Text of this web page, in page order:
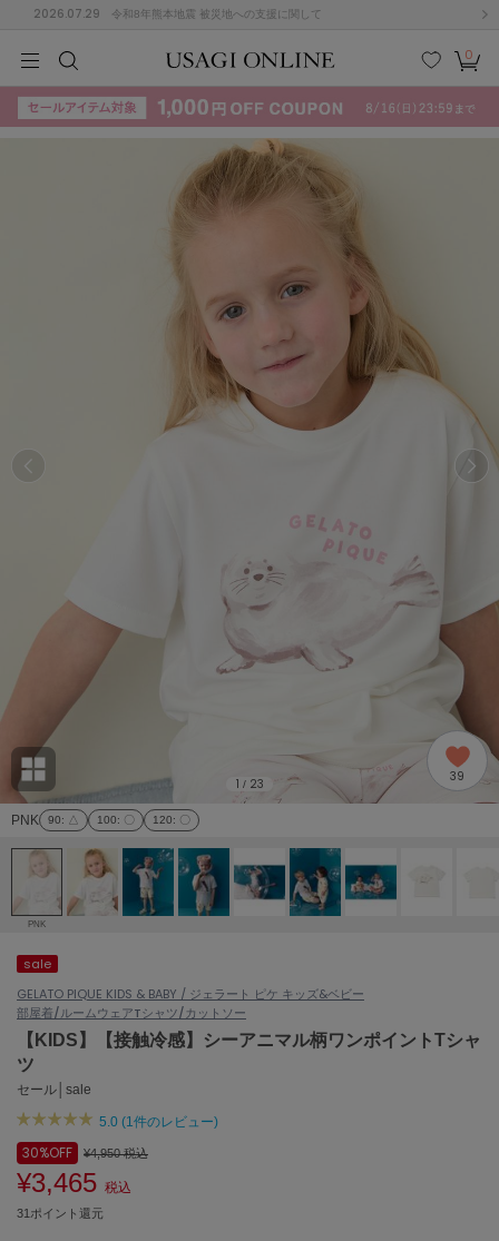
2026.07.29 令和8年熊本地震 被災地への支援に関して
検索
お気
に入
カー
ト
0
KIDSBABYBEAUTYLIFE STYLE
リー (664)
ョン雑貨 (865)
/ランジェリー (127)
ェア (121)
(124)
KIDSBABYBEAUTYLIFE STYLE
E F
T
その
他
ACYM
アシーム
アディダス バイ ステラマッカートニー
ALLISON BROWN
アリソンブラウン
アマブロ
Ame no chi Hare
アメノチハレ
AMOMMA
アモマ
ánuans
アニュアンス
ànuke
アンヌーク
ASICS
アシックス
Ballelite
バレリット
BANDOLIER
PNK 90: △ 100: 〇 120: 〇
1 / 23 39
PNK
sale
GELATO PIQUE KIDS & BABY / ジェラート ピケ キッズ&ベビー
部屋着/ルームウェアTシャツ/カットソー
【KIDS】【接触冷感】シーアニマル柄ワンポイントTシャ
ツ
セール│sale
5.0 (1件のレビュー)
30%OFF ¥4,950税込
¥3,465 税込
31ポイント還元